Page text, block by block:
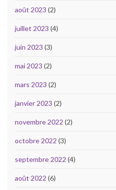
août 2023 (2)
juillet 2023 (4)
juin 2023 (3)
mai 2023 (2)
mars 2023 (2)
janvier 2023 (2)
novembre 2022 (2)
octobre 2022 (3)
septembre 2022 (4)
août 2022 (6)